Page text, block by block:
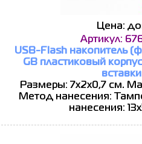
Цена:
Артикул:
USB-Flash накопитель
GB пластиковый
вставки
Размеры: 7х2х0,7 см.
Метод нанесения:
нанесения: